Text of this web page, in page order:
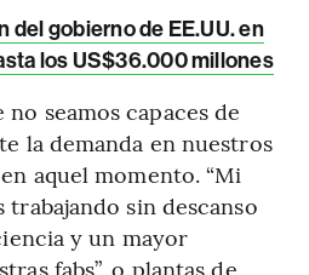
del gobierno de EE.UU. en
los US$36.000 millones
seamos capaces de
la demanda en nuestros
aquel momento. “Mi
sin descanso
y un mayor
fabs”, o plantas de